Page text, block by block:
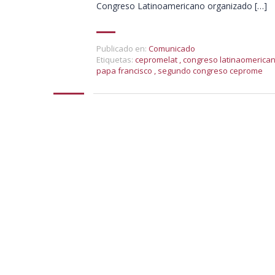
Congreso Latinoamericano organizado […]
Publicado en: Comunicado
Etiquetas: cepromelat ,congreso
papa francisco , segundo congreso ceprome